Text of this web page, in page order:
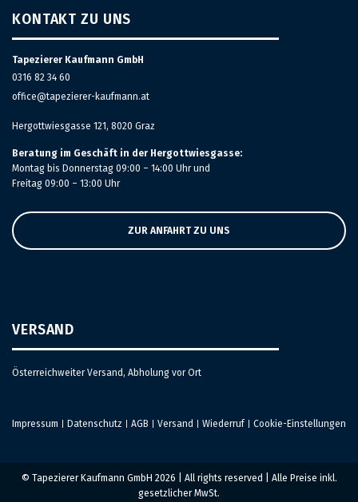
KONTAKT ZU UNS
Tapezierer Kaufmann GmbH
0316 82 34 60
office@tapezierer-kaufmann.at
Hergottwiesgasse 121, 8020 Graz
Beratung im Geschäft in der Hergottwiesgasse:
Montag bis Donnerstag 09:00 – 14:00 Uhr und
Freitag 09:00 – 13:00 Uhr
ZUR ANFAHRT ZU UNS
VERSAND
Österreichweiter Versand, Abholung vor Ort
Impressum Datenschutz AGB Versand Wiederruf Cookie-Einstellungen
© Tapezierer Kaufmann GmbH 2026 | All rights reserved | Alle Preise inkl.
gesetzlicher MwSt.